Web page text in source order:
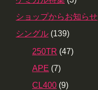
ショップからお知らせ
シングル (139)
250TR (47)
APE (7)
CL400 (9)